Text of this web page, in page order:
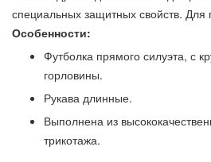
специальных защитных свойств. Для
Особенности:
Футболка прямого силуэта, с
горловины.
Рукава длинные.
Выполнена из
трикотажа.